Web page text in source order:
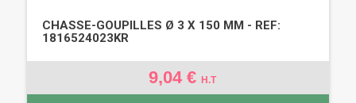
CHASSE-GOUPILLES Ø 3 X 150 MM - REF:
1816524023KR
9,04 € H.T